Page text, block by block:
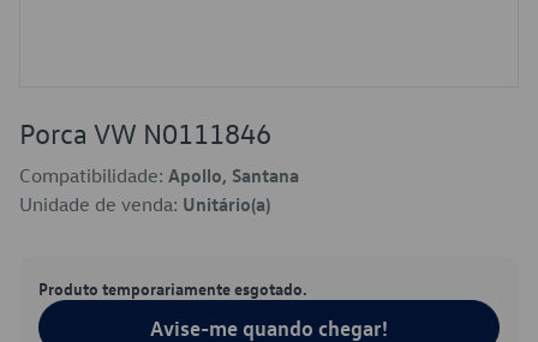
Porca VW N0111846
Compatibilidade: Apollo, Santana
Unidade de venda: Unitário(a)
Produto temporariamente esgotado.
Avise-me quando chegar!